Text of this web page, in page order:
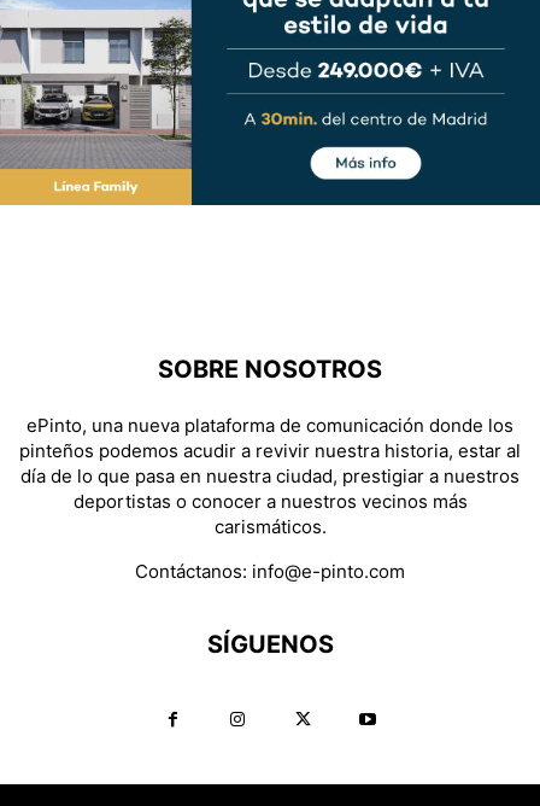
SOBRE NOSOTROS
ePinto, una nueva plataforma de comunicación donde los
pinteños podemos acudir a revivir nuestra historia, estar al
día de lo que pasa en nuestra ciudad, prestigiar a nuestros
deportistas o conocer a nuestros vecinos más
carismáticos.
Contáctanos: info@e-pinto.com
SÍGUENOS